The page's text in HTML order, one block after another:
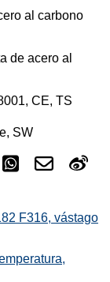
al carbono
de acero al
CE, TS
SW
F316, vástago